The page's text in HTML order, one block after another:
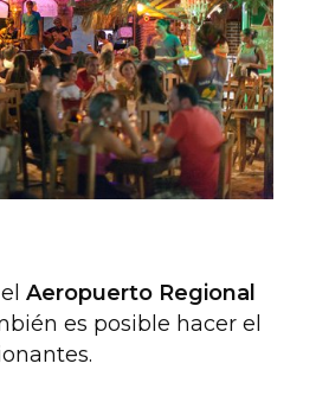
Aeropuerto Regional
es posible hacer el